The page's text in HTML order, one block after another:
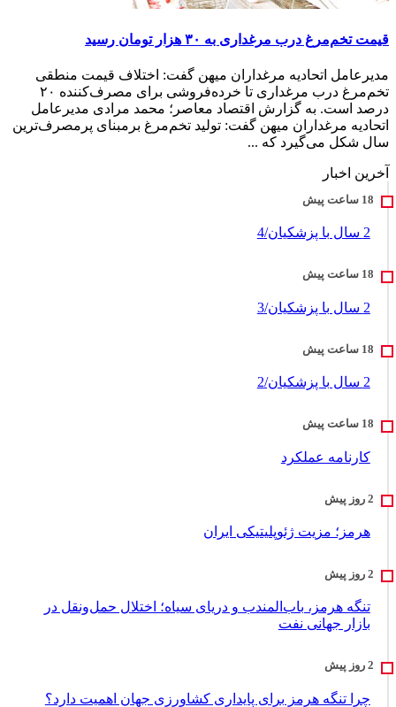
قیمت تخم‌مرغ درب مرغداری به ۳۰ هزار تومان رسید
مدیرعامل اتحادیه مرغداران میهن گفت: اختلاف قیمت منطقی
تخم‌مرغ درب مرغداری تا خرده‌فروشی برای مصرف‌کننده ۲۰
درصد است. به گزارش اقتصاد معاصر؛ محمد مرادی مدیرعامل
اتحادیه مرغداران میهن گفت: تولید تخم‌مرغ برمبنای پرمصرف‌ترین
سال شکل می‌گیرد که ...
آخرین اخبار
2 سال با پزشکیان/4
2 سال با پزشکیان/3
2 سال با پزشکیان/2
کارنامه عملکرد
هرمز؛ مزیت ژئوپلیتیکی ایران
تنگه هرمز، باب‌المندب و دریای سیاه؛ اختلال حمل‌ونقل در
بازار جهانی نفت
چرا تنگه هرمز برای پایداری کشاورزی جهان اهمیت دارد؟